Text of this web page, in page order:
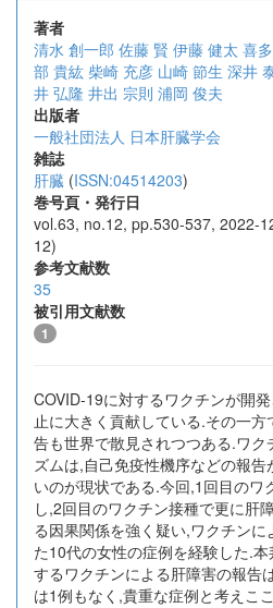
著者
清水 創一郎 佐藤 賢 伊藤 健太 喜
部 貴紘 柴崎 充彦 山崎 節生 深井
井 弘隆 井出 宗則 浦岡 俊夫
出版者
一般社団法人 日本肝臓学会
雑誌
肝臓 (ISSN:04514203)
巻号頁・発行日
vol.63, no.12, pp.530-537, 2022-
12)
参考文献数
35
被引用文献数
1
COVID-19に対するワクチンが開
止に大きく貢献している.その一
告も世界で散見されつつある.ワ
ズムは,自己免疫性機序などの報
いのが現状である.今回,1回目のワ
し,2回目のワクチン接種で更に肝
る因果関係を強く疑い,ワクチン
た10代の女性の症例を経験した.
するワクチンによる肝障害の報告
は1例もなく,貴重な症例と考えこ